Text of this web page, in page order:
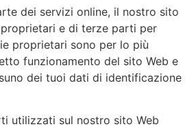
dei servizi online, il nostro sito
e di terze parti per
proprietari sono per lo più
funzionamento del sito Web e
dei tuoi dati di identificazione
utilizzati sul nostro sito Web